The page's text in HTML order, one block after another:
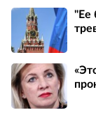
"Ее